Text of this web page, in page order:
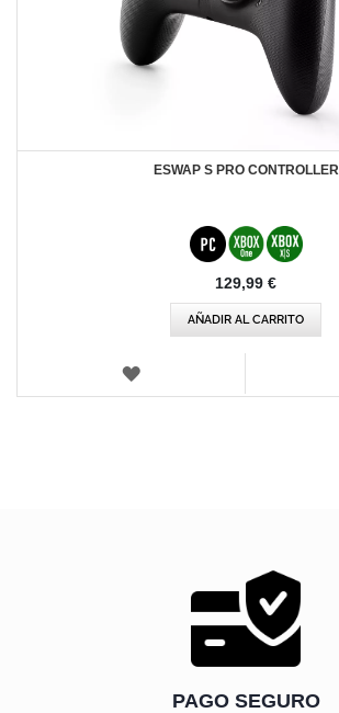
ESWAP S PRO CONTROLLER
129,99 €
AÑADIR AL CARRITO
LISTA
PAGO SEGURO